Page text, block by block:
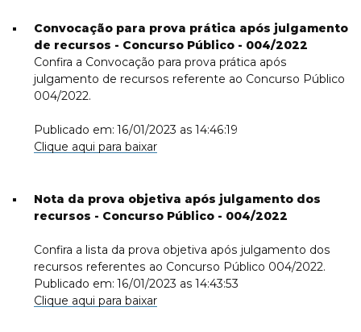
Convocação para prova prática após julgamento
de recursos - Concurso Público - 004/2022
Confira a Convocação para prova prática após
julgamento de recursos referente ao Concurso Público
004/2022.
Publicado em: 16/01/2023 as 14:46:19
Clique aqui para baixar
Nota da prova objetiva após julgamento dos
recursos - Concurso Público - 004/2022
Confira a lista da prova objetiva após julgamento dos
recursos referentes ao Concurso Público 004/2022.
Publicado em: 16/01/2023 as 14:43:53
Clique aqui para baixar